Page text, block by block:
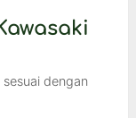
dengan